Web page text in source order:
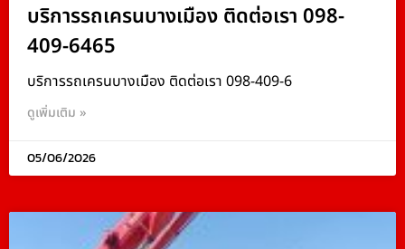
บริการรถเครนบางเมือง ติดต่อเรา 098-
409-6465
บริการรถเครนบางเมือง ติดต่อเรา 098-409-6
ดูเพิ่มเติม »
05/06/2026